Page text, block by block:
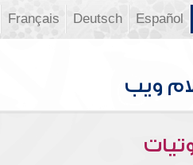
Español
Deutsch
Français